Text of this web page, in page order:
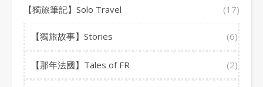
【獨旅筆記】Solo Travel (17)
【獨旅故事】Stories (6)
【那年法國】Tales of FR (2)